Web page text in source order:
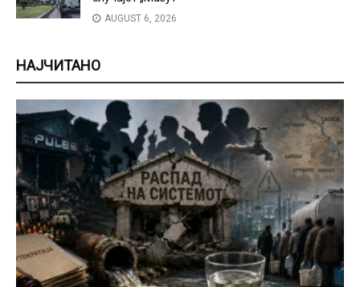
AUGUST 6, 2026
НАЈЧИТАНО